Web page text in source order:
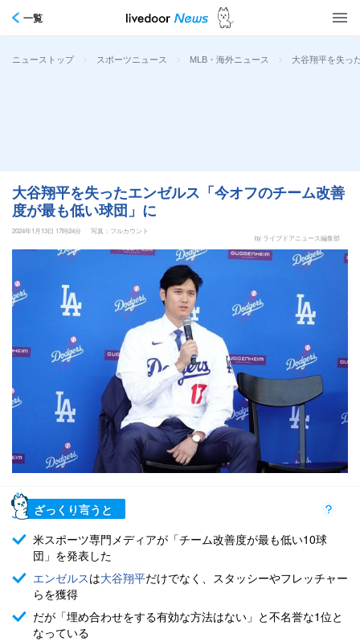
一覧
ニューストップ > スポーツニュース > MLB・海外ニュース > 大谷翔平を失っ
大谷翔平を失ったエンゼルス「今オフのチーム改善
度が最も低い球団」に
2024年1月13日 17時24分
写真：フルカウント
by ライブドアニュース編集部
ざっくり言うと
米スポーツ専門メディアが「チーム改善度が最も低い10球
団」を発表した
エンゼルスは大谷翔平だけでなく、スタッシーやフレッチャー
らを獲得
だが「埋め合わせをする有効な方法はない」と不名誉な1位と
なっている